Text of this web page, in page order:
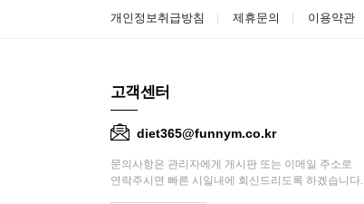
개인정보취급방침 제휴문의 이용약관
고객센터
diet365@funnym.co.kr
문의사항은 관리자에게 게시판 또는 이메일 주소로
연락주시면 빠른 시일내에 회신드리도록 하겠습니다.